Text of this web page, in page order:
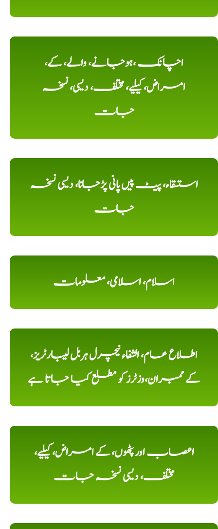
اچانک ،ہوجانے، والے، کے،
امراض، کیلیے، مختلف، دیسی، نسخہ
جات
استسقاء، پیٹ پیں پانی پڑجانا، دیسی نسخہ
جات
اسلام، اسلامی، معلومات
اطلاع عام، الشفاء نیچرل ہربل لیبارٹریز،
کے ممبران،وزٹرز کو مطلع کیا جاتا ہے
اعصاب اور پٹھوں، کے امراض، کیلیے،
مختلف، دیسی نسخہ جات